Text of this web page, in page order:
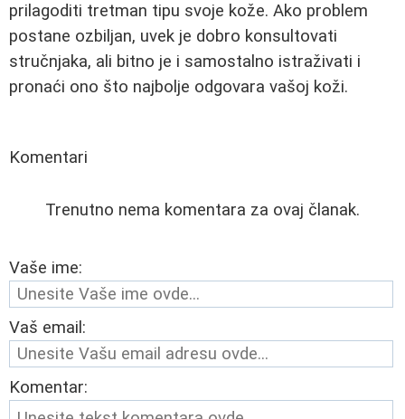
prilagoditi tretman tipu svoje kože. Ako problem
postane ozbiljan, uvek je dobro konsultovati
stručnjaka, ali bitno je i samostalno istraživati i
pronaći ono što najbolje odgovara vašoj koži.
Komentari
Trenutno nema komentara za ovaj članak.
Vaše ime:
Vaš email:
Komentar: